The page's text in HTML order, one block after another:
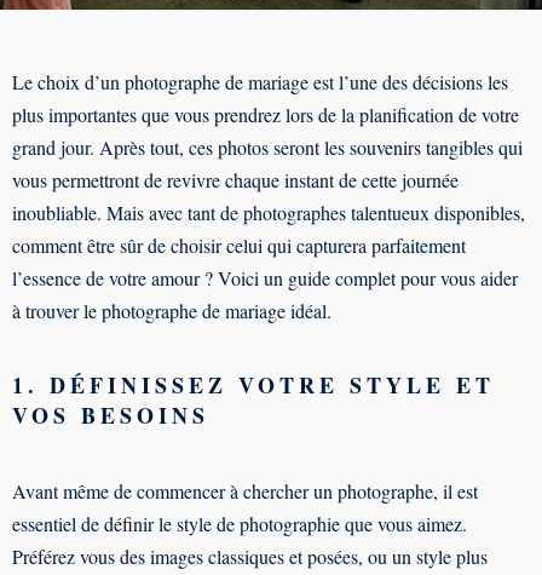
Le choix d’un photographe de mariage est l’une des décisions les
plus importantes que vous prendrez lors de la planification de votre
grand jour. Après tout, ces photos seront les souvenirs tangibles qui
vous permettront de revivre chaque instant de cette journée
inoubliable. Mais avec tant de photographes talentueux disponibles,
comment être sûr de choisir celui qui capturera parfaitement
l’essence de votre amour ? Voici un guide complet pour vous aider
à trouver le photographe de mariage idéal.
1. DÉFINISSEZ VOTRE STYLE ET
VOS BESOINS
Avant même de commencer à chercher un photographe, il est
essentiel de définir le style de photographie que vous aimez.
Préférez vous des images classiques et posées, ou un style plus